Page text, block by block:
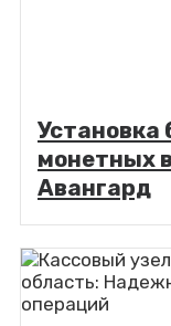
Установка
монетных
Авангард